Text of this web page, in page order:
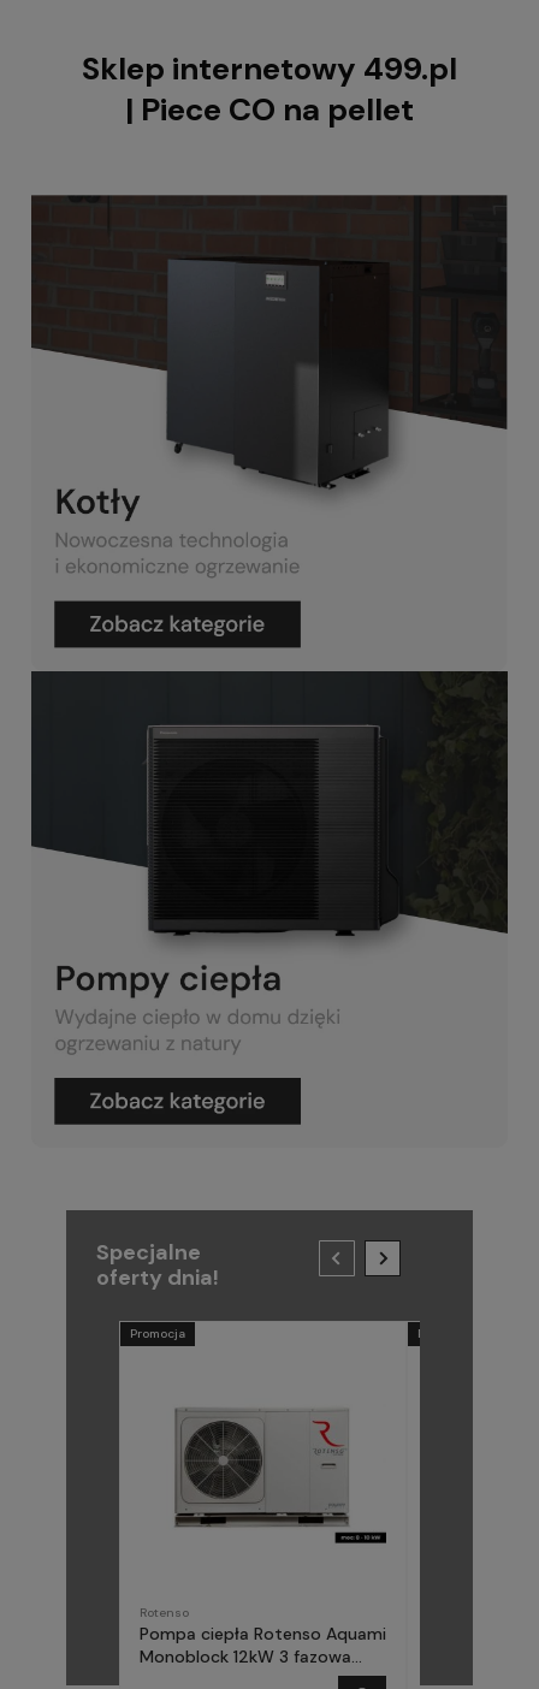
Sklep internetowy 499.pl
| Piece CO na pellet
Specjalne
oferty dnia!
Rotenso
Pompa ciepła Rotenso Aquami
Monoblock 12kW 3 fazowa
Promocja Promocja